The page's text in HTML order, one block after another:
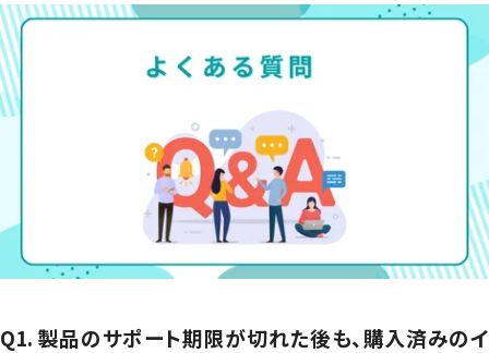
Q1. 製品のサポート期限が切れた後も、購入済みのイ